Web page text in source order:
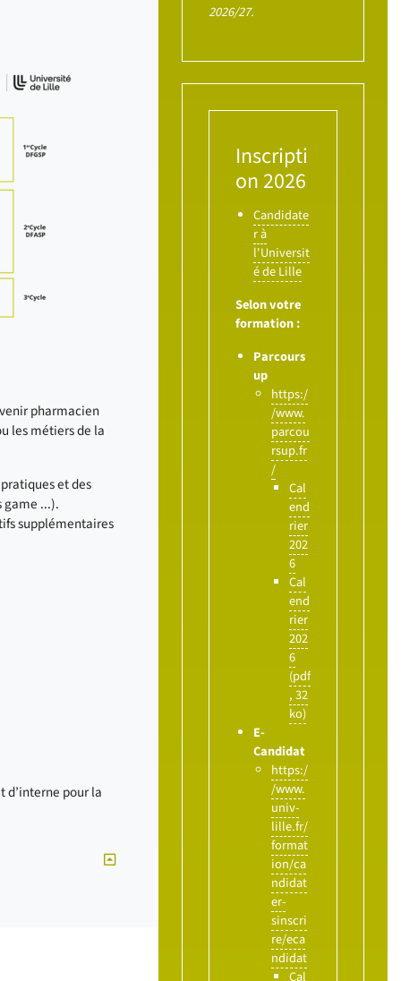
pharmacien
les métiers de la
et des
...).
supplémentaires
d’interne pour la
2026/27.
Inscripti
on 2026
Candidate
r à
l'Universit
é de Lille
Selon votre
formation :
Parcours
up
https:/
/www.
parcou
rsup.fr
/
Cal
end
rier
202
6
Cal
end
rier
202
6
(pdf
, 32
ko)
E-
Candidat
https:/
/www.
univ-
lille.fr/
format
ion/ca
ndidat
er-
sinscri
re/eca
ndidat
Cal